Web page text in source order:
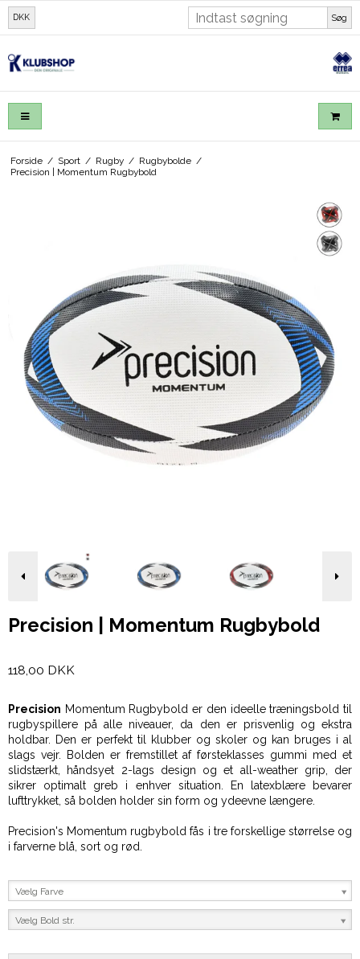
DKK Søg
Forside / Sport / Rugby / Rugbybolde /
Precision | Momentum Rugbybold
Precision | Momentum Rugbybold
118,00 DKK
Precision Momentum Rugbybold er den ideelle træningsbold til
rugbyspillere på alle niveauer, da den er prisvenlig og ekstra
holdbar. Den er perfekt til klubber og skoler og kan bruges i al
slags vejr. Bolden er fremstillet af førsteklasses gummi med et
slidstærkt, håndsyet 2-lags design og et all-weather grip, der
sikrer optimalt greb i enhver situation. En latexblære bevarer
lufttrykket, så bolden holder sin form og ydeevne længere.
Precision's Momentum rugbybold fås i tre forskellige størrelse og
i farverne blå, sort og rød.
Vælg Farve
Vælg Bold str.